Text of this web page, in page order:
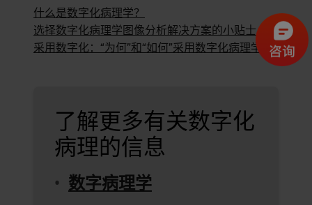
什么是数字化病理学？
选择数字化病理学图像分析解决方案的小贴士
采用数字化：“为何”和“如何”采用数字化病理学
了解更多有关数字化
病理的信息
数字病理学